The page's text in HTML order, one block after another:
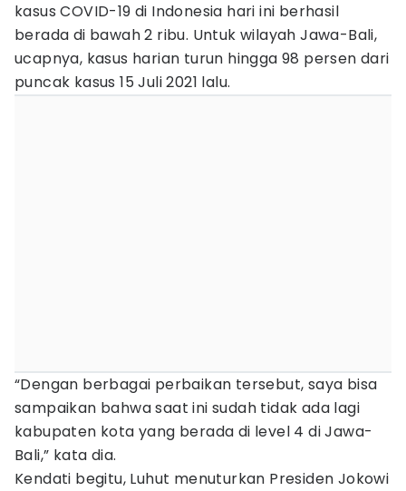
kasus COVID-19 di Indonesia hari ini berhasil
berada di bawah 2 ribu. Untuk wilayah Jawa-Bali,
ucapnya, kasus harian turun hingga 98 persen dari
puncak kasus 15 Juli 2021 lalu.
“Dengan berbagai perbaikan tersebut, saya bisa
sampaikan bahwa saat ini sudah tidak ada lagi
kabupaten kota yang berada di level 4 di Jawa-
Bali,” kata dia.
Kendati begitu, Luhut menuturkan Presiden Jokowi